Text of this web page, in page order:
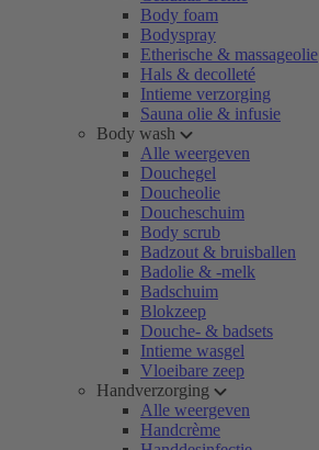
Body foam
Bodyspray
Etherische & massageolie
Hals & decolleté
Intieme verzorging
Sauna olie & infusie
Body wash
Alle weergeven
Douchegel
Doucheolie
Doucheschuim
Body scrub
Badzout & bruisballen
Badolie & -melk
Badschuim
Blokzeep
Douche- & badsets
Intieme wasgel
Vloeibare zeep
Handverzorging
Alle weergeven
Handcrème